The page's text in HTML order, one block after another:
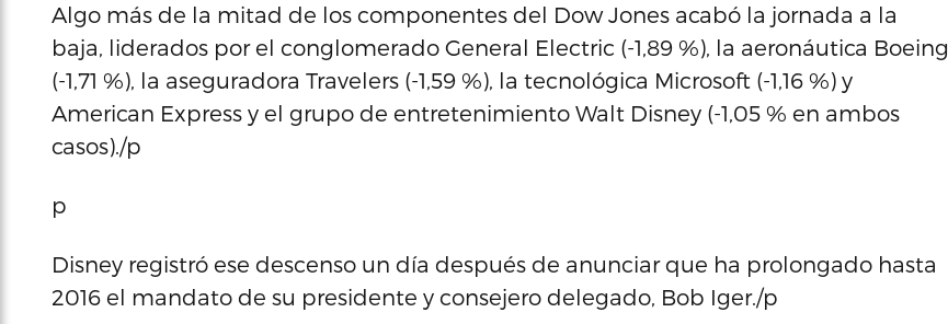
Algo más de la mitad de los componentes del Dow Jones acabó la jornada a la
baja, liderados por el conglomerado General Electric (-1,89 %), la aeronáutica Boeing
(-1,71 %), la aseguradora Travelers (-1,59 %), la tecnológica Microsoft (-1,16 %) y
American Express y el grupo de entretenimiento Walt Disney (-1,05 % en ambos
casos)./p
p
Disney registró ese descenso un día después de anunciar que ha prolongado hasta
2016 el mandato de su presidente y consejero delegado, Bob Iger./p